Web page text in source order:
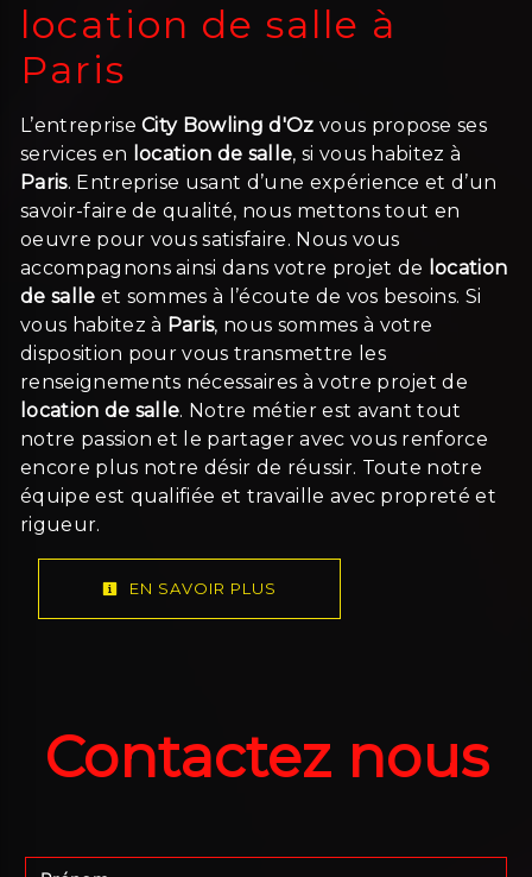
location de salle à
Paris
L’entrepriseCity Bowling d'Oz vous propose ses
services en location de salle, si vous habitez à
Paris. Entreprise usant d’une expérience et d’un
savoir-faire de qualité, nous mettons tout en
oeuvre pour vous satisfaire. Nous vous
accompagnons ainsi dans votre projet de location
de salle et sommes à l’écoute de vos besoins. Si
vous habitez à Paris, nous sommes à votre
disposition pour vous transmettre les
renseignements nécessaires à votre projet de
location de salle. Notre métier est avant tout
notre passion et le partager avec vous renforce
encore plus notre désir de réussir. Toute notre
équipe est qualifiée et travaille avec propreté et
rigueur.
EN SAVOIR PLUS
Contactez nous